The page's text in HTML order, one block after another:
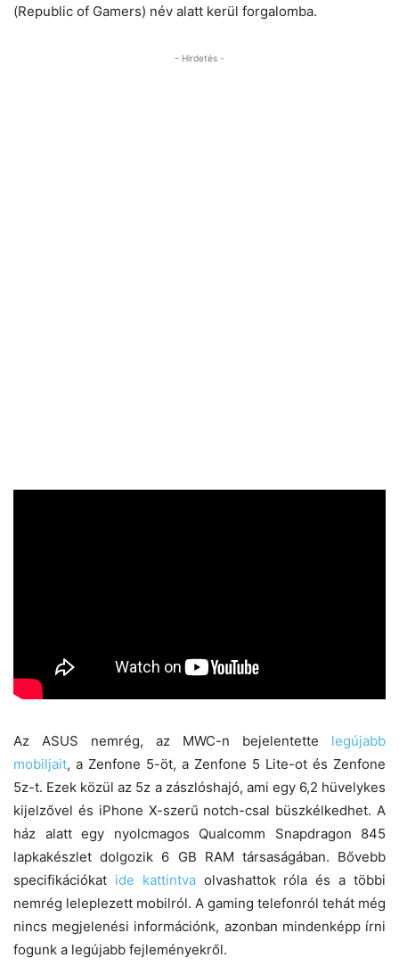
(Republic of Gamers) név alatt kerül forgalomba.
- Hirdetés -
Az ASUS nemrég, az MWC-n bejelentette legújabb
mobiljait, a Zenfone 5-öt, a Zenfone 5 Lite-ot és Zenfone
5z-t. Ezek közül az 5z a zászlóshajó, ami egy 6,2 hüvelykes
kijelzővel és iPhone X-szerű notch-csal büszkélkedhet. A
ház alatt egy nyolcmagos Qualcomm Snapdragon 845
lapkakészlet dolgozik 6 GB RAM társaságában. Bővebb
specifikációkat ide kattintvaolvashattok róla és a többi
nemrég leleplezett mobilról. A gaming telefonról tehát még
nincs megjelenési információnk, azonban mindenképp írni
fogunk a legújabb fejleményekről.